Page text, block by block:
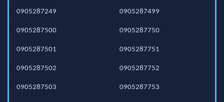
0905287249 0905287499
0905287500
0905287501
0905287502
0905287503
0905287750
0905287751
0905287752
0905287753